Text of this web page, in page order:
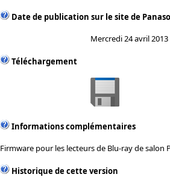
Date de publication sur le site de
Mercredi 24 avril 2013
Téléchargement
Informations complémentaires
Firmware pour les lecteurs de Blu-ray de salon
Historique de cette version